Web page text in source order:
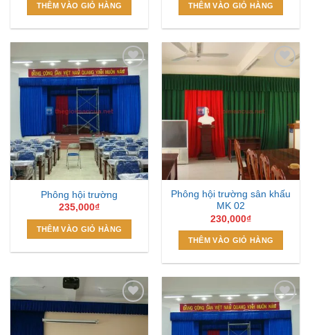
THÊM VÀO GIỎ HÀNG THÊM VÀO GIỎ HÀNG
Wishlist
Phông hội trường
235,000₫
THÊM VÀO GIỎ HÀNG
Wishlist
Phông hội trường sân khấu
MK 02
230,000₫
THÊM VÀO GIỎ HÀNG